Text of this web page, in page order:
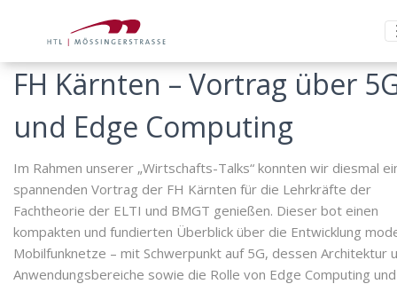
FH Kärnten – Vortrag über
und Edge Computing
Im Rahmen unserer „Wirtschafts-Talks“ konnten wir diesmal
spannenden Vortrag der FH Kärnten für die Lehrkräfte der
Fachtheorie der ELTI und BMGT genießen. Dieser bot einen
kompakten und fundierten Überblick über die Entwicklung
Mobilfunknetze – mit Schwerpunkt auf 5G, dessen Architektur
Anwendungsbereiche sowie die Rolle von Edge Computing und